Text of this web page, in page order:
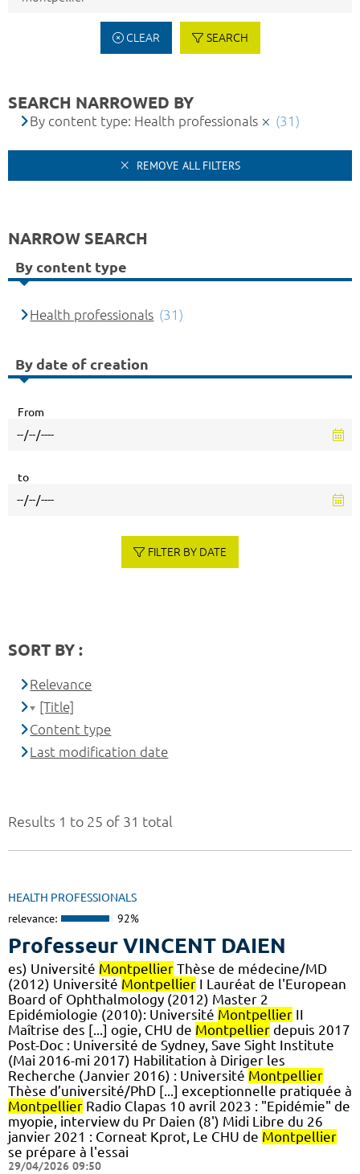
CLEAR SEARCH
Results 1 to 25 of 31 total
HEALTH PROFESSIONALS
relevance: 92%
Professeur VINCENT DAIEN
es) Université Montpellier Thèse de médecine/MD
(2012) Université Montpellier I Lauréat de l'European
Board of Ophthalmology (2012) Master 2
Epidémiologie (2010): Université Montpellier II
Maîtrise des [...] ogie, CHU de Montpellier depuis 2017
Post-Doc : Université de Sydney, Save Sight Institute
(Mai 2016-mi 2017) Habilitation à Diriger les
Recherche (Janvier 2016) : Université Montpellier
Thèse d’université/PhD [...] exceptionnelle pratiquée à
Montpellier Radio Clapas 10 avril 2023 : "Epidémie" de
myopie, interview du Pr Daien (8') Midi Libre du 26
janvier 2021 : Corneat Kprot, Le CHU de Montpellier
se prépare à l'essai
29/04/2026 09:50
SEARCH NARROWED BY
By content type: Health professionals (31)
REMOVE ALL FILTERS
NARROW SEARCH
By content type
Health professionals (31)
By date of creation
From
to
FILTER BY DATE
SORT BY :
Relevance
[Title]
Content type
Last modification date